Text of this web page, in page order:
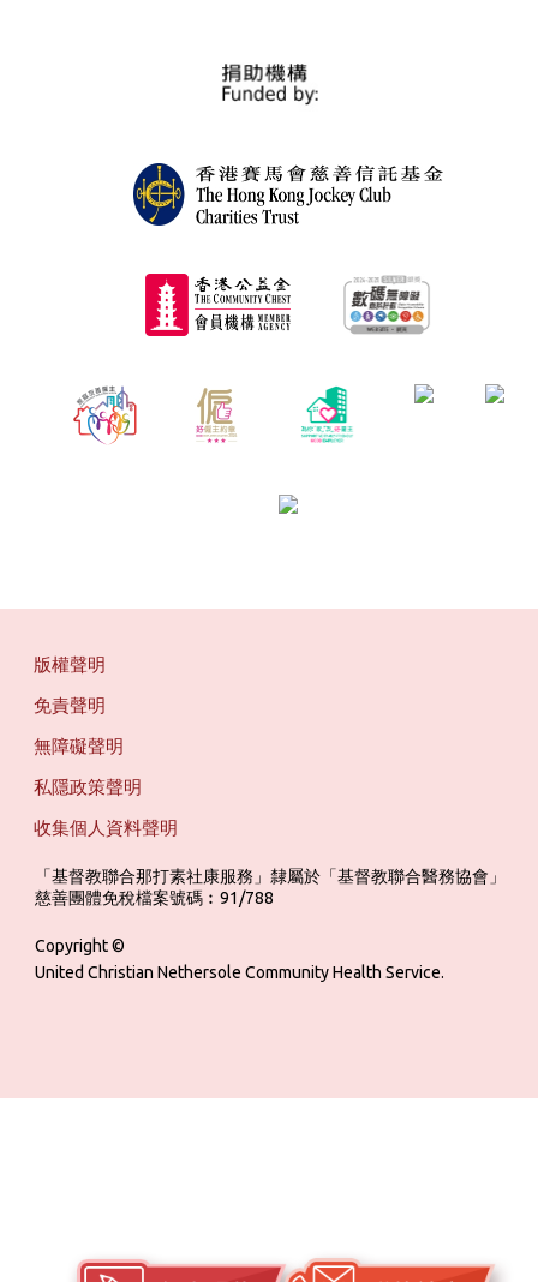
版權聲明
免責聲明
無障礙聲明
私隱政策聲明
收集個人資料聲明
「基督教聯合那打素社康服務」隸屬於「基督教聯合醫務協會」
慈善團體免稅檔案號碼︰91/788
Copyright ©
United Christian Nethersole Community Health Service.